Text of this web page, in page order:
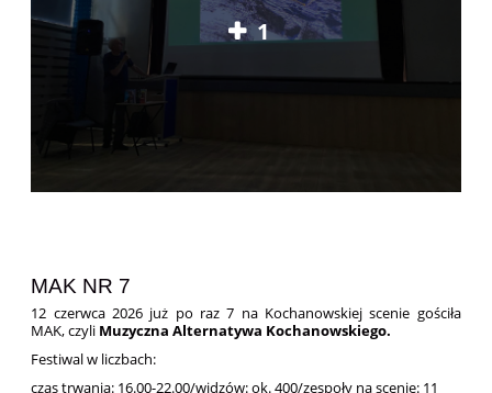
1
MAK NR 7
12 czerwca 2026 już po raz 7 na Kochanowskiej scenie gościła
MAK, czyli Muzyczna Alternatywa Kochanowskiego.
Festiwal w liczbach:
czas trwania: 16.00-22.00/widzów: ok. 400/zespoły na scenie: 11